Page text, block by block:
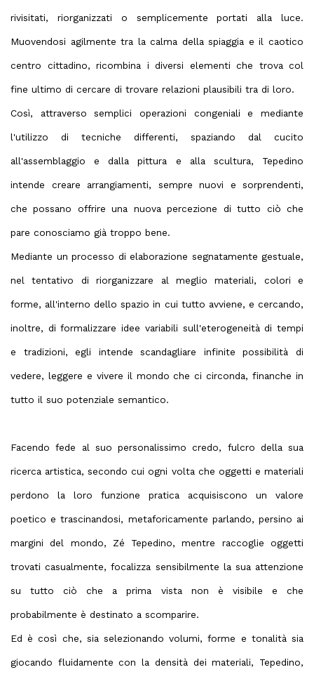
rivisitati, riorganizzati o semplicemente portati alla luce.
Muovendosi agilmente tra la calma della spiaggia e il caotico
centro cittadino, ricombina i diversi elementi che trova col
fine ultimo di cercare di trovare relazioni plausibili tra di loro.
Così, attraverso semplici operazioni congeniali e mediante
l'utilizzo di tecniche differenti, spaziando dal cucito
all'assemblaggio e dalla pittura e alla scultura, Tepedino
intende creare arrangiamenti, sempre nuovi e sorprendenti,
che possano offrire una nuova percezione di tutto ciò che
pare conosciamo già troppo bene.
Mediante un processo di elaborazione segnatamente gestuale,
nel tentativo di riorganizzare al meglio materiali, colori e
forme, all'interno dello spazio in cui tutto avviene, e cercando,
inoltre, di formalizzare idee variabili sull'eterogeneità di tempi
e tradizioni, egli intende scandagliare infinite possibilità di
vedere, leggere e vivere il mondo che ci circonda, finanche in
tutto il suo potenziale semantico.
Facendo fede al suo personalissimo credo, fulcro della sua
ricerca artistica, secondo cui ogni volta che oggetti e materiali
perdono la loro funzione pratica acquisiscono un valore
poetico e trascinandosi, metaforicamente parlando, persino ai
margini del mondo, Zé Tepedino, mentre raccoglie oggetti
trovati casualmente, focalizza sensibilmente la sua attenzione
su tutto ciò che a prima vista non è visibile e che
probabilmente è destinato a scomparire.
Ed è così che, sia selezionando volumi, forme e tonalità sia
giocando fluidamente con la densità dei materiali, Tepedino,